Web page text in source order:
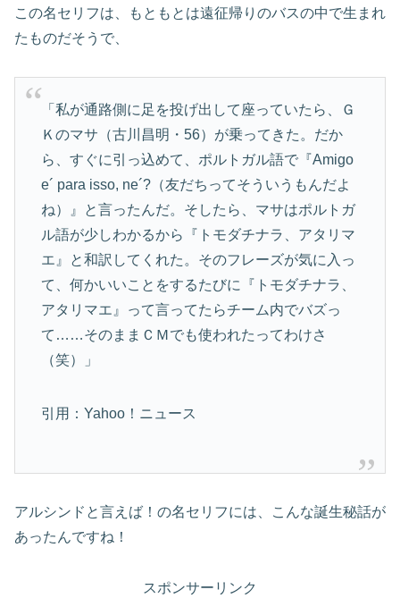
この名セリフは、もともとは遠征帰りのバスの中で生まれ
たものだそうで、
「私が通路側に足を投げ出して座っていたら、Ｇ
Ｋのマサ（古川昌明・56）が乗ってきた。だか
ら、すぐに引っ込めて、ポルトガル語で『Amigo
e´ para isso, ne´?（友だちってそういうもんだよ
ね）』と言ったんだ。そしたら、マサはポルトガ
ル語が少しわかるから『トモダチナラ、アタリマ
エ』と和訳してくれた。そのフレーズが気に入っ
て、何かいいことをするたびに『トモダチナラ、
アタリマエ』って言ってたらチーム内でバズっ
て……そのままＣＭでも使われたってわけさ
（笑）」
引用：Yahoo！ニュース
アルシンドと言えば！の名セリフには、こんな誕生秘話が
あったんですね！
スポンサーリンク